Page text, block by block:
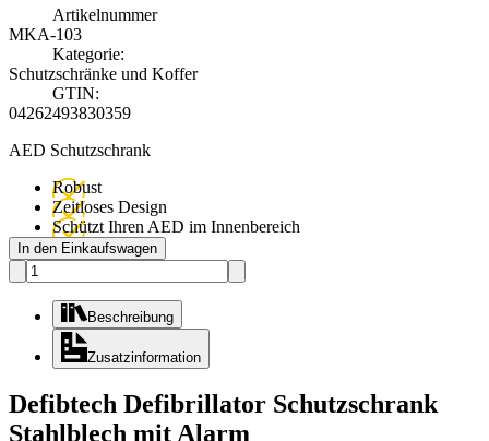
Artikelnummer
MKA-103
Kategorie:
Schutzschränke und Koffer
GTIN:
04262493830359
AED Schutzschrank
Robust
Zeitloses Design
Schützt Ihren AED im Innenbereich
In den Einkaufswagen
Beschreibung
Zusatzinformation
Defibtech Defibrillator Schutzschrank
Stahlblech mit Alarm